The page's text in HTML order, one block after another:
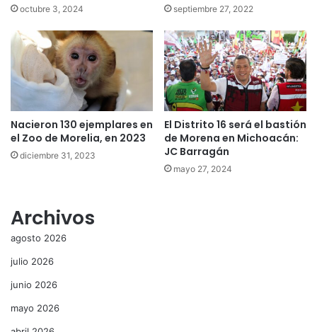
octubre 3, 2024 septiembre 27, 2022
Nacieron 130 ejemplares en
el Zoo de Morelia, en 2023
diciembre 31, 2023
El Distrito 16 será el bastión
de Morena en Michoacán:
JC Barragán
mayo 27, 2024
Archivos
agosto 2026
julio 2026
junio 2026
mayo 2026